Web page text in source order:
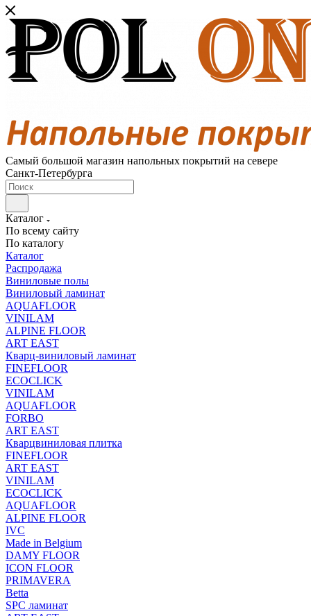
Самый большой магазин напольных покрытий на севере
Санкт-Петербурга
Каталог
По всему сайту
По каталогу
Каталог
Распродажа
Виниловые полы
Виниловый ламинат
AQUAFLOOR
VINILAM
ALPINE FLOOR
ART EAST
Кварц-виниловый ламинат
FINEFLOOR
ECOCLICK
VINILAM
AQUAFLOOR
FORBO
ART EAST
Кварцвиниловая плитка
FINEFLOOR
ART EAST
VINILAM
ECOCLICK
AQUAFLOOR
ALPINE FLOOR
IVC
Made in Belgium
DAMY FLOOR
ICON FLOOR
PRIMAVERA
Betta
SPC ламинат